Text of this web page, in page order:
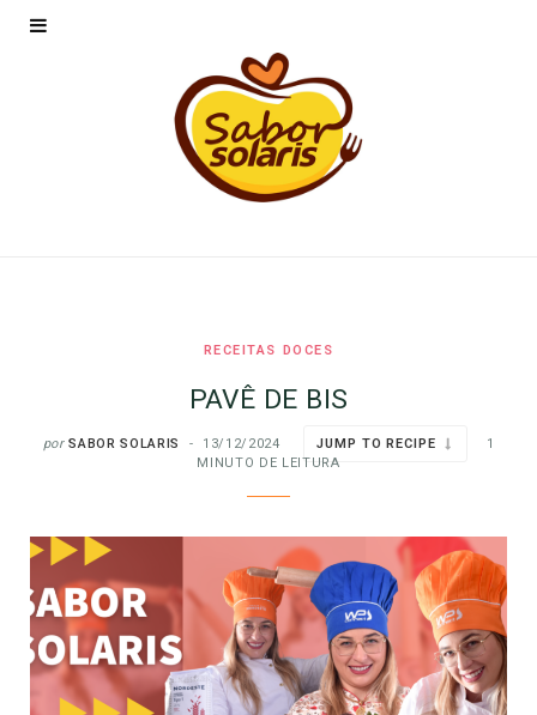
RECEITAS DOCES
PAVÊ DE BIS
por SABOR SOLARIS 13/12/2024 JUMP TO RECIPE
1
MINUTO DE LEITURA